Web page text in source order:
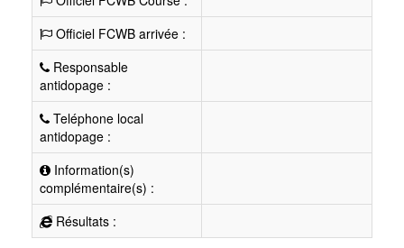
Officiel FCWB arrivée :
Responsable
antidopage :
Teléphone local
antidopage :
Information(s)
complémentaire(s) :
Résultats :